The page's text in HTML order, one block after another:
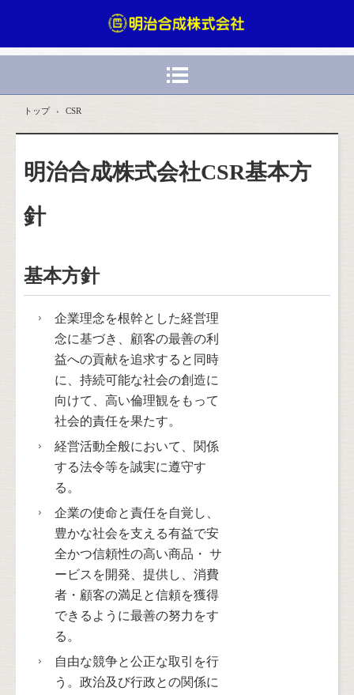
トップ › CSR
明治合成株式会社CSR基本方
針
基本方針
企業理念を根幹とした経営理
念に基づき、顧客の最善の利
益への貢献を追求すると同時
に、持続可能な社会の創造に
向けて、高い倫理観をもって
社会的責任を果たす。
経営活動全般において、関係
する法令等を誠実に遵守す
る。
企業の使命と責任を自覚し、
豊かな社会を支える有益で安
全かつ信頼性の高い商品・ サ
ービスを開発、提供し、消費
者・顧客の満足と信頼を獲得
できるように最善の努力をす
る。
自由な競争と公正な取引を行
う。政治及び行政との関係に